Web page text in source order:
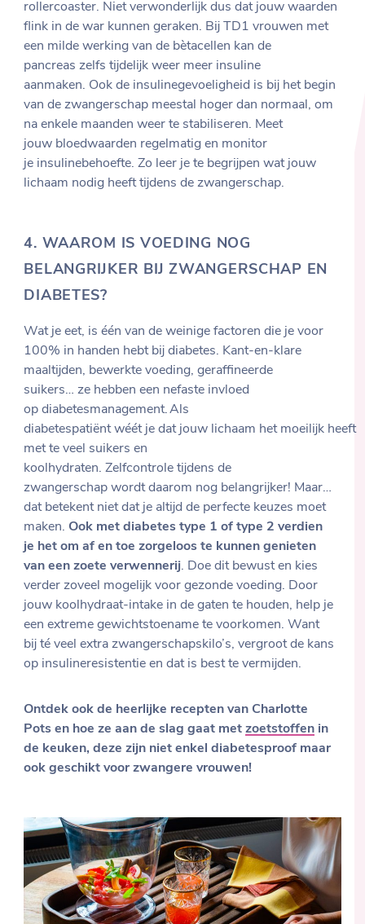
rollercoaster. Niet verwonderlijk dus dat jouw waarden
flink in de war kunnen geraken. Bij TD1 vrouwen met
een milde werking van de bètacellen kan de
pancreas zelfs tijdelijk weer meer insuline
aanmaken. Ook de insulinegevoeligheid is bij het begin
van de zwangerschap meestal hoger dan normaal, om
na enkele maanden weer te stabiliseren. Meet
jouw bloedwaarden regelmatig en monitor
je insulinebehoefte. Zo leer je te begrijpen wat jouw
lichaam nodig heeft tijdens de zwangerschap.
4. WAAROM IS VOEDING NOG
BELANGRIJKER BIJ ZWANGERSCHAP EN
DIABETES?
Wat je eet, is één van de weinige factoren die je voor
100% in handen hebt bij diabetes. Kant-en-klare
maaltijden, bewerkte voeding, geraffineerde
suikers… ze hebben een nefaste invloed
op diabetesmanagement. Als
diabetespatiënt wéét je dat jouw lichaam het moeilijk heeft
met te veel suikers en
koolhydraten. Zelfcontrole tijdens de
zwangerschap wordt daarom nog belangrijker! Maar…
dat betekent niet dat je altijd de perfecte keuzes moet
maken. Ook met diabetes type 1 of type 2 verdien
je het om af en toe zorgeloos te kunnen genieten
van een zoete verwennerij. Doe dit bewust en kies
verder zoveel mogelijk voor gezonde voeding. Door
jouw koolhydraat-intake in de gaten te houden, help je
een extreme gewichtstoename te voorkomen. Want
bij té veel extra zwangerschapskilo’s, vergroot de kans
op insulineresistentie en dat is best te vermijden.
Ontdek ook de heerlijke recepten van Charlotte
Pots en hoe ze aan de slag gaat metzoetstoffen in
de keuken, deze zijn niet enkel diabetesproof maar
ook geschikt voor zwangere vrouwen!